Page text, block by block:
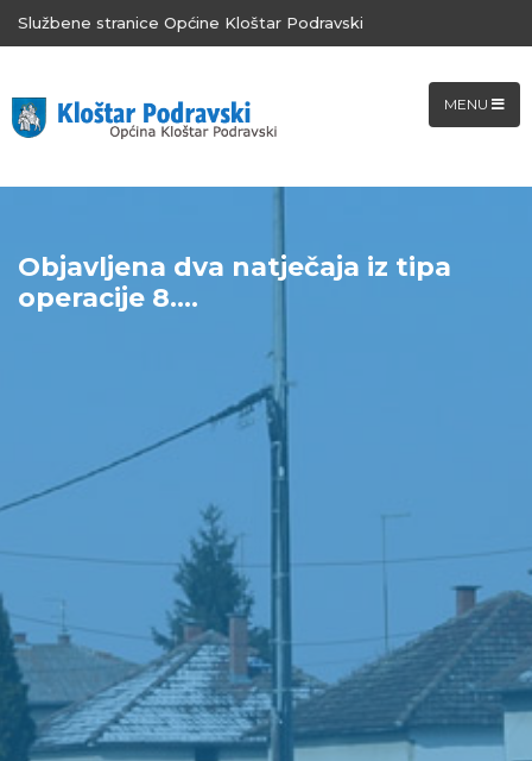
Službene stranice Općine Kloštar Podravski
MENU
Objavljena dva natječaja iz tipa
operacije 8....